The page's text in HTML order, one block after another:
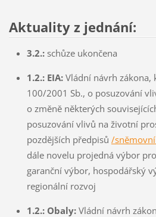
Aktuality z jednání:
3.2.:schůze ukončena
1.2.: EIA:Vládní návrh zákona,
100/2001 Sb., o posuzování
o změně některých
posuzování vlivů na životní
pozdějších předpisů /
dále novelu projedná výbor
garanční výbor, hospodářský
regionální rozvoj
1.2.:Obaly:Vládní návrh